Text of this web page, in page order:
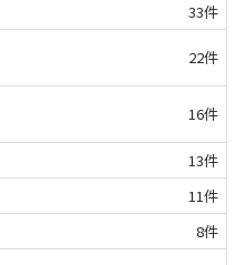
33件
22件
16件
13件
11件
8件